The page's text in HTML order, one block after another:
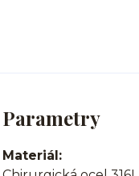
Parametry
Materiál